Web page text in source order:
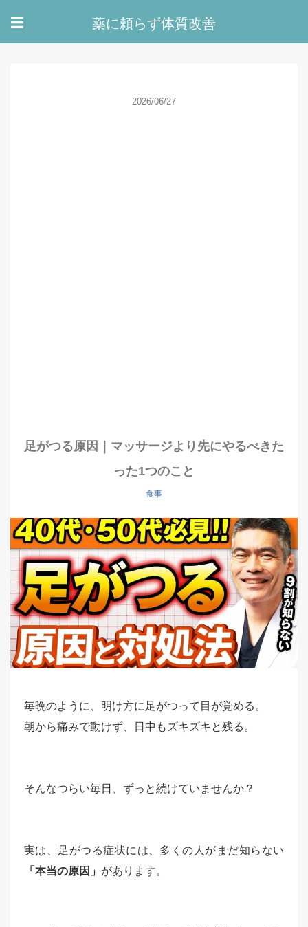
☰ 薬に頼らず体質改善
2026/06/27
足がつる原因｜マッサージより先にやるべきた
った1つのこと
食事
毎晩のように、明け方に足がつって目が覚める。
朝から痛みで動けず、日中もズキズキと残る。
そんなつらい毎日、ずっと続けていませんか？
実は、足がつる症状には、多くの人がまだ知らない
「本当の原因」 があります。